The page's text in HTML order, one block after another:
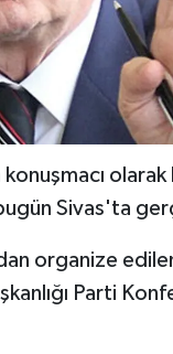
olarak
Sivas'ta
organize
Parti